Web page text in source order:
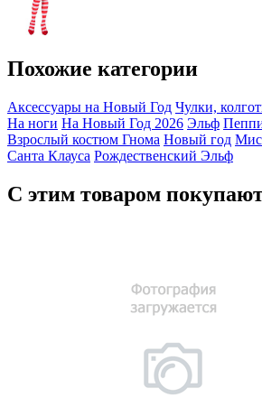
Похожие категории
Аксессуары на Новый Год Чулки,
На ноги На Новый Год 2026 Эльф
Взрослый костюм Гнома Новый год
Санта Клауса Рождественский Эльф
С этим товаром